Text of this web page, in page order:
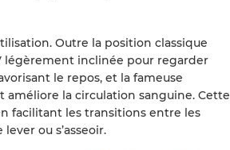
Outre la position classique
légèrement inclinée pour regarder
le repos, et la fameuse
la circulation sanguine. Cette
facilitant les transitions entre les
ou s’asseoir.